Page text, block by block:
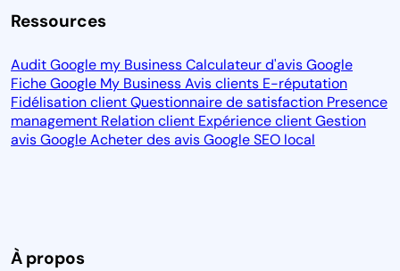
Ressources
Audit Google my BusinessCalculateur d'avis Google
Fiche Google My BusinessAvis clients E-réputation
Fidélisation clientQuestionnaire de satisfaction Presence
management Relation client Expérience clientGestion
avis GoogleAcheter des avis GoogleSEO local
À propos